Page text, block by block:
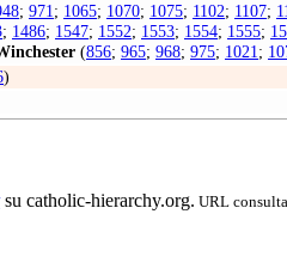
; 971; 1065; 1070; 1075; 1102; 1107;
; 1486; 1547; 1552; 1553; 1554; 1555;
(856; 965; 968; 975; 1021;
)
su catholic-hierarchy.org. URL